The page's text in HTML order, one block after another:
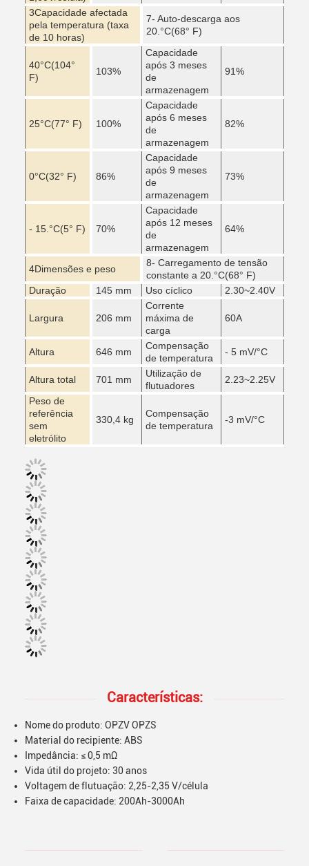
3Capacidade afectada
pela temperatura (taxa
de 10 horas)
7- Auto-descarga aos
20. °C(68° F)
40°C(104°
F)
103%
Capacidade
após 3 meses
de
armazenagem
91%
25°C(77° F) 100%
Capacidade
após 6 meses
de
armazenagem
82%
0°C(32° F) 86%
Capacidade
após 9 meses
de
armazenagem
73%
- 15. °C(5° F) 70%
Capacidade
após 12 meses
de
armazenagem
64%
4Dimensões e peso
8- Carregamento de tensão
constante a 20. °C(68° F)
Duração
145 mm Uso cíclico 2.30~2.40V
Largura 206 mm
Corrente
máxima de
carga
60A
Altura 646 mm
Compensação
de temperatura
- 5 mV/°C
Altura total 701 mm
Utilização de
flutuadores
2.23~2.25V
Peso de
referência
sem
eletrólito
330,4 kg
Compensação
de temperatura
-3 mV/°C
Características:
Nome do produto: OPZV OPZS
Material do recipiente: ABS
Impedância: ≤ 0,5 mΩ
Vida útil do projeto: 30 anos
Voltagem de flutuação: 2,25-2,35 V/célula
Faixa de capacidade: 200Ah-3000Ah